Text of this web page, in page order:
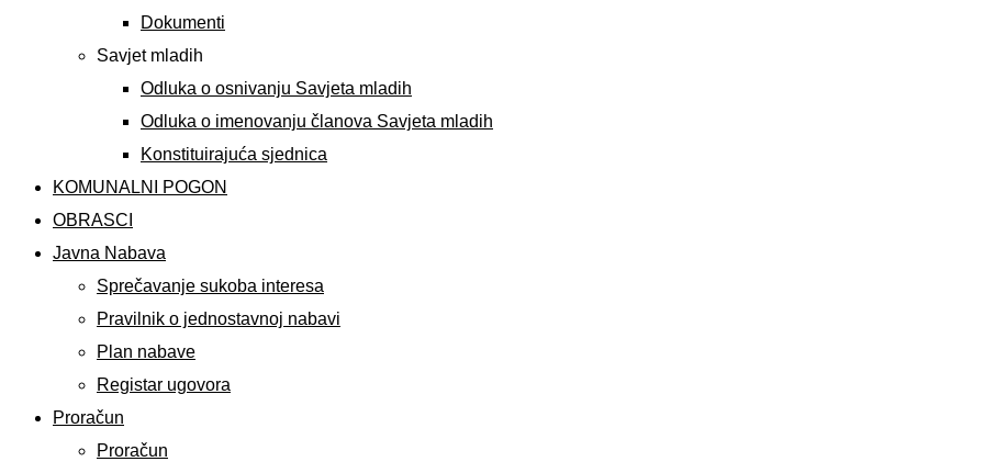
Dokumenti
Savjet mladih
Odluka o osnivanju Savjeta mladih
Odluka o imenovanju članova Savjeta mladih
Konstituirajuća sjednica
KOMUNALNI POGON
OBRASCI
Javna Nabava
Sprečavanje sukoba interesa
Pravilnik o jednostavnoj nabavi
Plan nabave
Registar ugovora
Proračun
Proračun